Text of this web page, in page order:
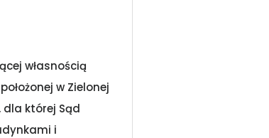
własnością
w Zielonej
dla której Sąd
i